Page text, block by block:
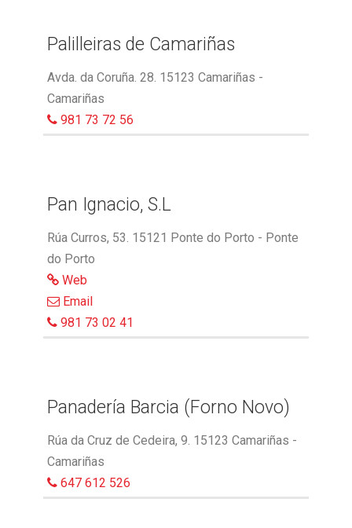
Palilleiras de Camariñas
Avda. da Coruña. 28. 15123 Camariñas -
Camariñas
981 73 72 56
Pan Ignacio, S.L
Rúa Curros, 53. 15121 Ponte do Porto - Ponte
do Porto
Web
Email
981 73 02 41
Panadería Barcia (Forno Novo)
Rúa da Cruz de Cedeira, 9. 15123 Camariñas -
Camariñas
647 612 526